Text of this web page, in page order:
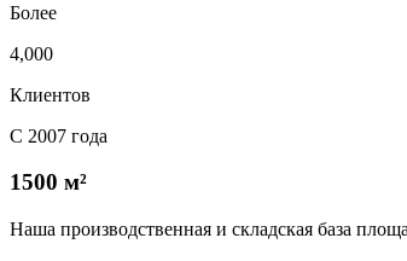
Более
4,000
Клиентов
С 2007 года
1500 м²
Наша производственная и складская база